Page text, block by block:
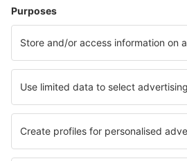
Virac Airport (VRC)
Zamboanga Airport (ZAM)